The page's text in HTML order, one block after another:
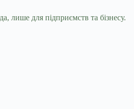
лише для підприємств та бізнесу.